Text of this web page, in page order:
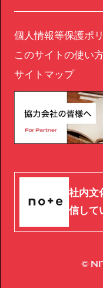
個人情報等保護ポ
このサイトの使い
サイトマップ
社内文
信して
©